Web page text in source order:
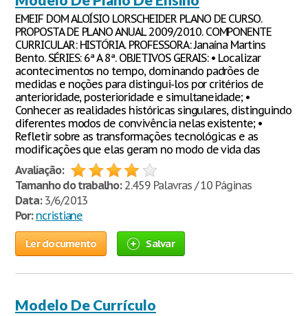
EMEIF DOM ALOÍSIO LORSCHEIDER PLANO DE CURSO.
PROPOSTA DE PLANO ANUAL 2009/2010. COMPONENTE
CURRICULAR: HISTÓRIA. PROFESSORA: Janaína Martins
Bento. SÉRIES: 6ª A 8ª. OBJETIVOS GERAIS: • Localizar
acontecimentos no tempo, dominando padrões de
medidas e noções para distingui-los por critérios de
anterioridade, posterioridade e simultaneidade; •
Conhecer as realidades históricas singulares, distinguindo
diferentes modos de convivência nelas existente; •
Refletir sobre as transformações tecnológicas e as
modificações que elas geram no modo de vida das
Avaliação:
Tamanho do trabalho:2.459 Palavras / 10 Páginas
Data:3/6/2013
Por: ncristiane
Ler documento Salvar
Modelo De Currículo